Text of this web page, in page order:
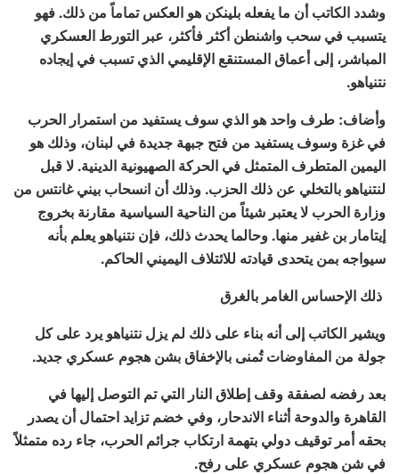
وشدد الكاتب أن ما يفعله بلينكن هو العكس تماماً من ذلك. فهو
يتسبب في سحب واشنطن أكثر فأكثر، عبر التورط العسكري
المباشر، إلى أعماق المستنقع الإقليمي الذي تسبب في إيجاده
نتنياهو.
وأضاف: طرف واحد هو الذي سوف يستفيد من استمرار الحرب
في غزة وسوف يستفيد من فتح جبهة جديدة في لبنان، وذلك هو
اليمين المتطرف المتمثل في الحركة الصهيونية الدينية. لا قبل
لنتنياهو بالتخلي عن ذلك الحزب. وذلك أن انسحاب بيني غانتس من
وزارة الحرب لا يعتبر شيئاً من الناحية السياسية مقارنة بخروج
إيتامار بن غفير منها. وحالما يحدث ذلك، فإن نتنياهو يعلم بأنه
سيواجه بمن يتحدى قيادته للائتلاف اليميني الحاكم.
ذلك الإحساس الغامر بالغرق
ويشير الكاتب إلى أنه بناء على ذلك لم يزل نتنياهو يرد على كل
جولة من المفاوضات تُمنى بالإخفاق بشن هجوم عسكري جديد.
بعد رفضه لصفقة وقف إطلاق النار التي تم التوصل إليها في
القاهرة والدوحة أثناء الاندحار، وفي خضم تزايد احتمال أن يصدر
بحقه أمر توقيف دولي بتهمة ارتكاب جرائم الحرب، جاء رده متمثلاً
في شن هجوم عسكري على رفح.